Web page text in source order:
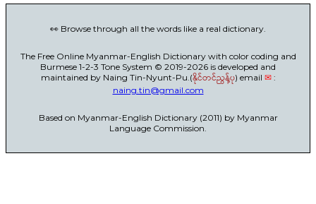
👀 Browse through all the words like a real dictionary.
The Free Online Myanmar-English Dictionary with color coding and
Burmese 1-2-3 Tone System © 2019-2026 is developed and
maintained by Naing Tin-Nyunt-Pu.(နိုင်တင်ညွန့်ပု) email ✉:
naing.tin@gmail.com
Based on Myanmar-English Dictionary (2011) by Myanmar
Language Commission.